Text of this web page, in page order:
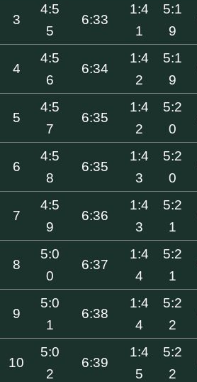
3
4:5
5
6:33
1:4
1
5:1
9
4
4:5
6
6:34
1:4
2
5:1
9
5
4:5
7
6:35
1:4
2
5:2
0
6
4:5
8
6:35
1:4
3
5:2
0
7
4:5
9
6:36
1:4
3
5:2
1
8
5:0
0
6:37
1:4
4
5:2
1
9
5:0
1
6:38
1:4
4
5:2
2
10
5:0
2
6:39
1:4
5
5:2
2